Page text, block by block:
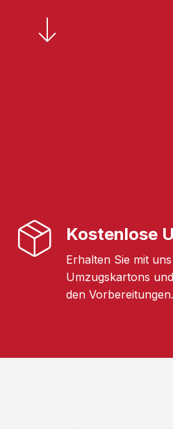
Kostenlose
Erhalten Sie mit
Umzugskartons
den Vorbereitungen.